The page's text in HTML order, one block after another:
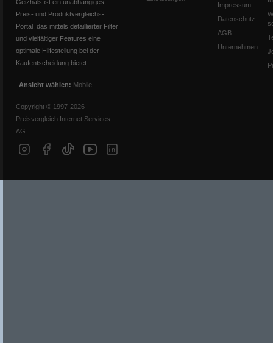
Geizhals ist ein unabhängiges
Preis- und Produktvergleichs-
Portal, das mittels detaillierter Filter
und vielfältiger Features eine
optimale Hilfestellung bei der
Kaufentscheidung bietet.
Ansicht wählen: Mobile
Copyright © 1997-2026
Preisvergleich Internet Services
AG
Impressum
Datenschutz
AGB
Unternehmen